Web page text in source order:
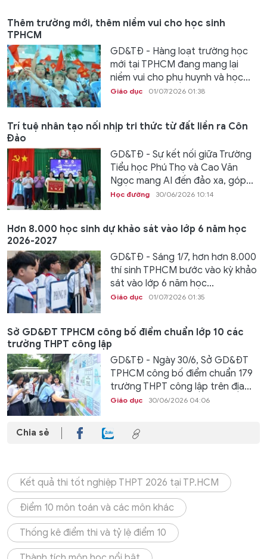
Thêm trường mới, thêm niềm vui cho học sinh
TPHCM
GD&TĐ - Hàng loạt trường học
mới tại TPHCM đang mang lại
niềm vui cho phụ huynh và học...
Giáo dục 01/07/2026 01:38
Trí tuệ nhân tạo nối nhịp tri thức từ đất liền ra Côn
Đảo
GD&TĐ - Sự kết nối giữa Trường
Tiểu học Phú Thọ và Cao Văn
Ngọc mang AI đến đảo xa, góp...
Học đường 30/06/2026 10:14
Hơn 8.000 học sinh dự khảo sát vào lớp 6 năm học
2026-2027
GD&TĐ - Sáng 1/7, hơn hơn 8.000
thí sinh TPHCM bước vào kỳ khảo
sát vào lớp 6 năm học...
Giáo dục 01/07/2026 01:35
Sở GD&ĐT TPHCM công bố điểm chuẩn lớp 10 các
trường THPT công lập
GD&TĐ - Ngày 30/6, Sở GD&ĐT
TPHCM công bố điểm chuẩn 179
trường THPT công lập trên địa...
Giáo dục 30/06/2026 04:06
Chia sẻ
Kết quả thi tốt nghiệp THPT 2026 tại TP.HCM
Điểm 10 môn toán và các môn khác
Thống kê điểm thi và tỷ lệ điểm 10